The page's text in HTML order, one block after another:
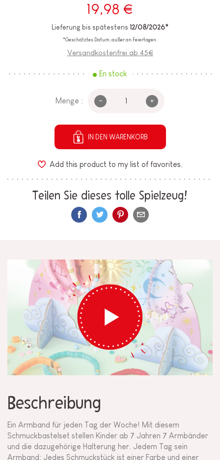
19,98 €
Lieferung bis spätestens 12/08/2026*
*Geschätztes Datum, außer an Feiertagen.
Versandkostenfrei ab 45€
En stock
Menge : - +
IN DEN WARENKORB
Add this product to my list of favorites.
Teilen Sie dieses tolle Spielzeug!
Beschreibung
Ein Armband für jeden Tag der Woche! Mit diesem
Schmuckbastelset stellen Kinder ab 7 Jahren 7 Armbänder
und die dazugehörige Halterung her. Jedem Tag sein
Armband: Jedes Schmuckstück ist einer Farbe und einer